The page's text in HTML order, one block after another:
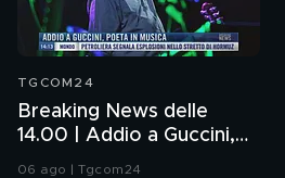
TGCOM24
Breaking News delle
14.00 | Addio a Guccini,
poeta in musica
06 ago | Tgcom24